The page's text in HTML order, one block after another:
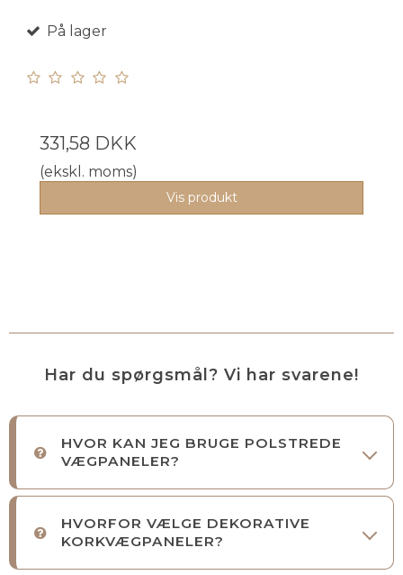
På lager
331,58 DKK
(ekskl. moms)
Vis produkt
Har du spørgsmål? Vi har svarene!
HVOR KAN JEG BRUGE POLSTREDE
VÆGPANELER?
HVORFOR VÆLGE DEKORATIVE
KORKVÆGPANELER?